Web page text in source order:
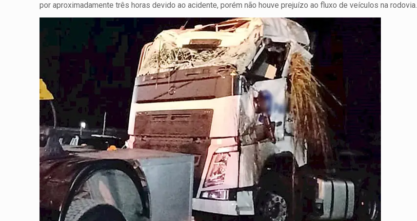
por aproximadamente três horas devido ao acidente, porém não houve prejuízo ao fluxo de veículos na rodovia.